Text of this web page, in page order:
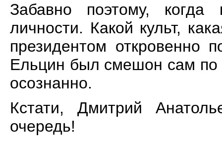
Забавно поэтому, когда
личности. Какой культ,
президентом откровенно
Ельцин был смешон сам
осознанно.
Кстати, Дмитрий
очередь!